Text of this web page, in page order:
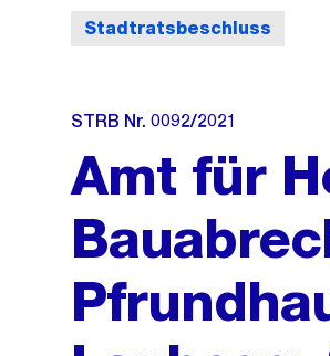
Stadtratsbeschluss
STRB Nr. 0092/2021
Amt für